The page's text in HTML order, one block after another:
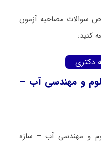
سوالات مصاحبه آزمون
کنید:
دکتری
و مهندسی آب –
و مهندسی آب – سازه